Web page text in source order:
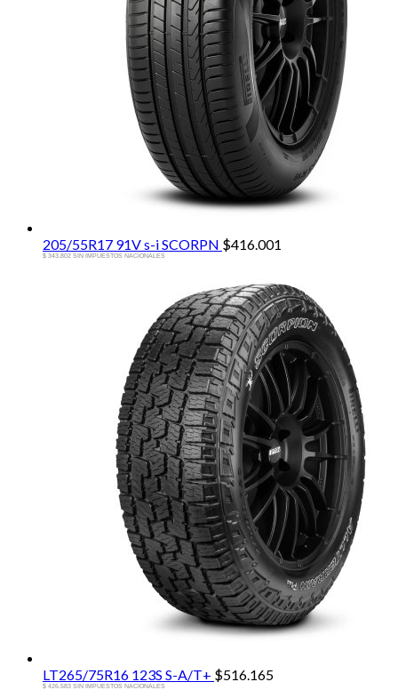
205/55R17 91V s-i SCORPN $416.001
$ 343.802 SIN IMPUESTOS NACIONALES
LT265/75R16 123S S-A/T+ $516.165
$ 426.583 SIN IMPUESTOS NACIONALES